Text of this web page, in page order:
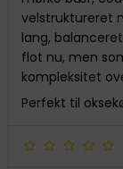
velstruktureret
lang,
flot nu, men
kompleksitet
Perfekt til